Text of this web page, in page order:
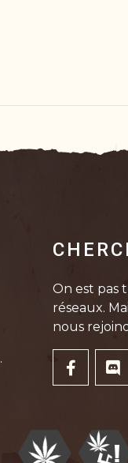
On est pas
réseaux.
nous